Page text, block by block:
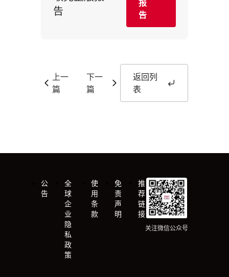
告
告
上一
篇
下一
篇
返回列
表
公
告
全
球
企
业
隐
私
政
策
使
用
条
款
免
责
声
明
推
荐
链
接
关注微信公众号